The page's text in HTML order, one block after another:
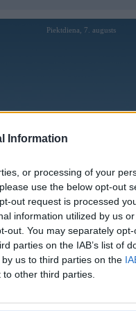
Information
or processing of your
use the below opt-out
out request is processed
information utilized by us
out. You may separately
parties on the IAB’s list of
us to third parties on the
other third parties.
Piektdiena, 7. augusts
attēls| Nākamais attēls »